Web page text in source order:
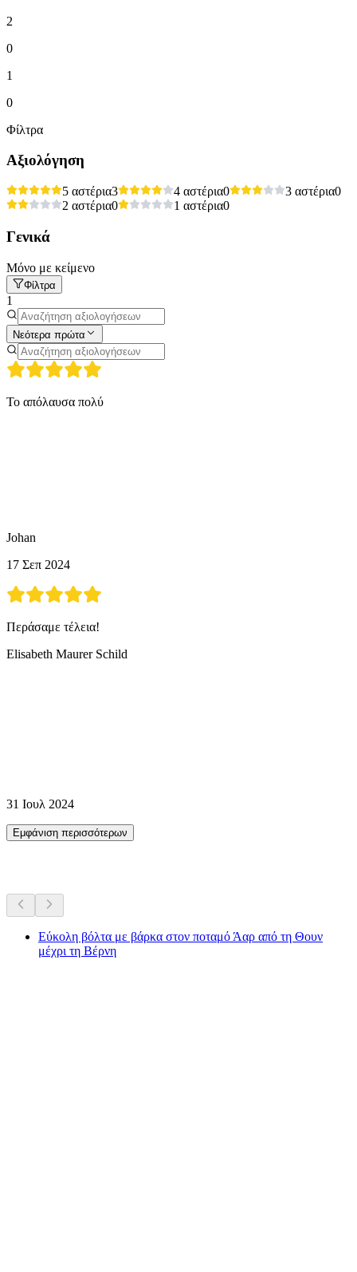
2
0
1
0
Φίλτρα
Αξιολόγηση
5 αστέρια3 4 αστέρια0 3 αστέρια0
2 αστέρια0 1 αστέρια0
Γενικά
Μόνο με κείμενο
Φίλτρα
1
Νεότερα πρώτα
Το απόλαυσα πολύ
Johan
17 Σεπ 2024
Περάσαμε τέλεια!
Elisabeth Maurer Schild
31 Ιουλ 2024
Εμφάνιση περισσότερων
Εύκολη βόλτα με βάρκα στον ποταμό Άαρ από τη Θουν
μέχρι τη Βέρνη